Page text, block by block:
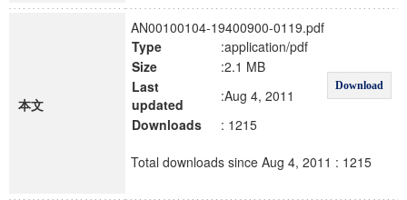
本文
AN00100104-19400900-0119.pdf
Type
:application/pdf
Download
Size
:2.1 MB
Last
updated
:Aug 4, 2011
Downloads
: 1215
Total downloads since Aug 4, 2011 : 1215